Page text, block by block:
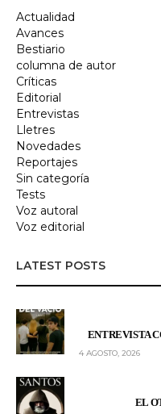
Actualidad
Avances
Bestiario
columna de autor
Críticas
Editorial
Entrevistas
Lletres
Novedades
Reportajes
Sin categoría
Tests
Voz autoral
Voz editorial
LATEST POSTS
ENTREVISTA
4 AGOSTO, 2026
EL